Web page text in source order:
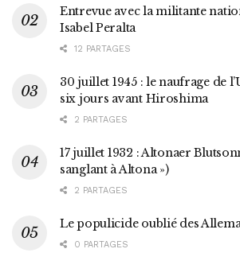
Entrevue avec la militante
Isabel Peralta
12 PARTAGES
30 juillet 1945 : le naufrage de
six jours avant Hiroshima
2 PARTAGES
17 juillet 1932 : Altonaer
sanglant à Altona »)
2 PARTAGES
Le populicide oublié des
0 PARTAGES